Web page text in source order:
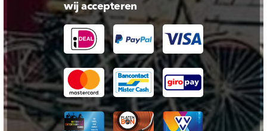
wij accepteren